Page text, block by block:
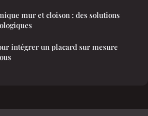
mur et cloison : des solutions
intégrer un placard sur mesure